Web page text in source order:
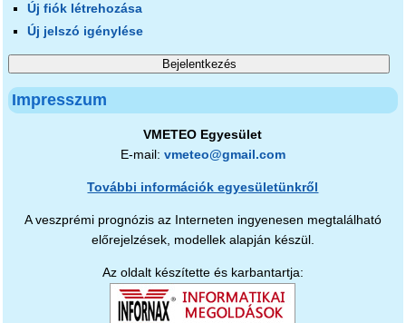
Új fiók létrehozása
Új jelszó igénylése
Impresszum
VMETEO Egyesület
E-mail: vmeteo@gmail.com
További információk egyesületünkről
A veszprémi prognózis az Interneten ingyenesen megtalálható
előrejelzések, modellek alapján készül.
Az oldalt készítette és karbantartja: